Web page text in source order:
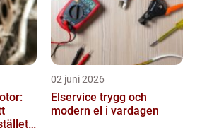
02 juni 2026
Elservice trygg och
modern el i vardagen